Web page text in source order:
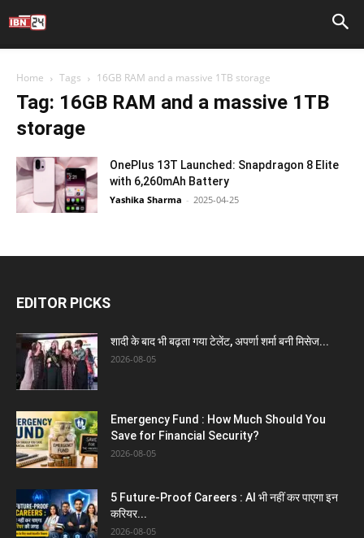
Home Tags 16GB RAM and a massive 1TB storage
Tag: 16GB RAM and a massive 1TB
storage
OnePlus 13T Launched: Snapdragon 8 Elite
with 6,260mAh Battery
Yashika Sharma - 2025-04-25
EDITOR PICKS
शादी के बाद भी बढ़ता गया टेलेंट, अपर्णा शर्मा बनी मिसेज...
2026-08-05
Emergency Fund : How Much Should You
Save for Financial Security?
2026-08-05
5 Future-Proof Careers : AI भी नहीं कर पाएगा इन
करियर...
2026-08-05